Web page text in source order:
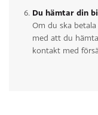
Du hämtar din
Om du ska
med att du
kontakt med